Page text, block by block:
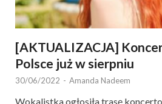
[AKTUALIZACJA]
Polsce już w sierpniu
30/06/2022 - Amanda Nadeem
Wokalistka ogłosiła trasę